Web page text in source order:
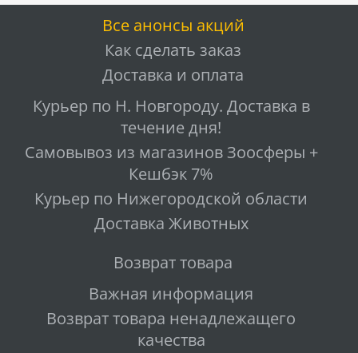
Все анонсы акций
Как сделать заказ
Доставка и оплата
Курьер по Н. Новгороду. Доставка в
течение дня!
Самовывоз из магазинов Зоосферы +
Кешбэк 7%
Курьер по Нижегородской области
Доставка Животных
Возврат товара
Важная информация
Возврат товара ненадлежащего
качества